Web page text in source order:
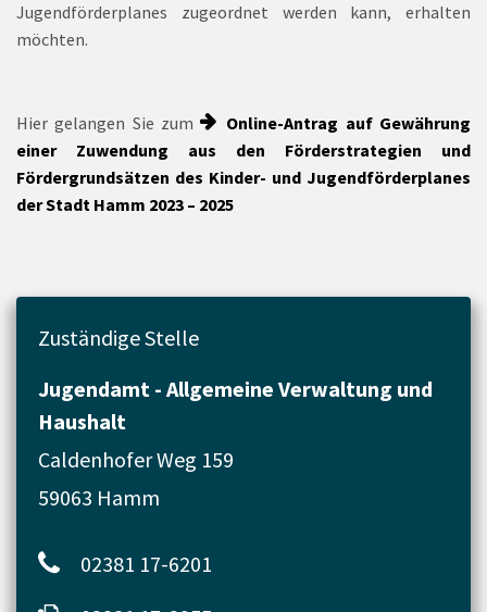
Jugendförderplanes zugeordnet werden kann, erhalten
möchten.
Hier gelangen Sie zum
Online-Antrag auf Gewährung
einer Zuwendung aus den Förderstrategien und
Fördergrundsätzen des Kinder- und Jugendförderplanes
der Stadt Hamm 2023 – 2025
Zuständige Stelle
Jugendamt - Allgemeine Verwaltung und
Haushalt
Caldenhofer Weg 159
59063 Hamm
02381 17-6201